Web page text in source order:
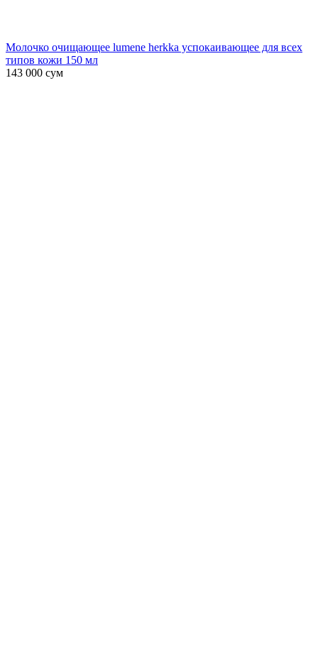
Молочко очищающее lumene herkka успокаивающее для всех
типов кожи 150 мл
143 000 сум